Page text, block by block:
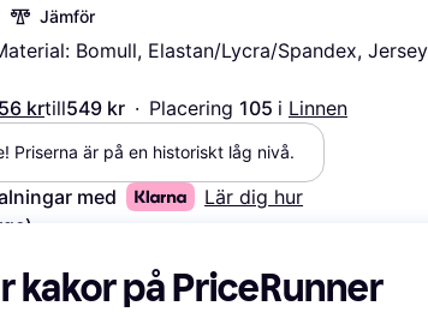
Jämför
Bomull, Elastan/Lycra/Spandex,
krtill549 kr · Placering 105 i Linnen
Priserna är på en historiskt låg nivå.
med
Lär dig hur
Large)
kakor på PriceRunner